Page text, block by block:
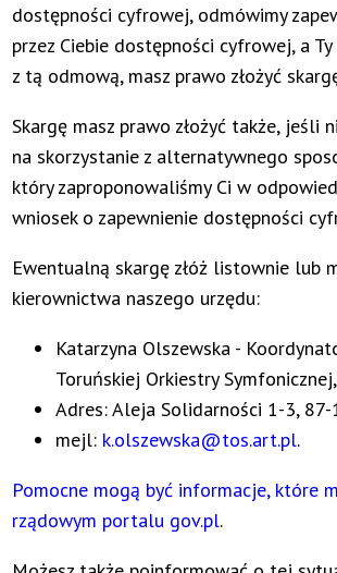
dostępności cyfrowej, odmówimy
przez Ciebie dostępności cyfrowej, a
z tą odmową, masz prawo złożyć
Skargę masz prawo złożyć także, jeśli
na skorzystanie z alternatywnego
który zaproponowaliśmy Ci w
wniosek o zapewnienie dostępności
Ewentualną skargę złóż listownie lub
kierownictwa naszego urzędu:
Katarzyna Olszewska -
Toruńskiej Orkiestry Symfonicznej,
Adres:Aleja Solidarności 1-3, 87-
mejl: k.olszewska@tos.art.pl.
Pomocne mogą być informacje, które
rządowym portalu gov.pl.